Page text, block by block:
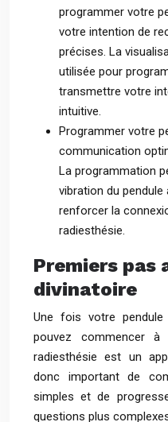
programmer votre
votre intention de
précises. La
utilisée pour
transmettre votre
intuitive.
Programmer votre
communication
La programmation
vibration du
renforcer la
radiesthésie.
Premiers pas
divinatoire
Une fois votre
pouvez commencer à
radiesthésie est un
donc important de
simples et de
questions plus